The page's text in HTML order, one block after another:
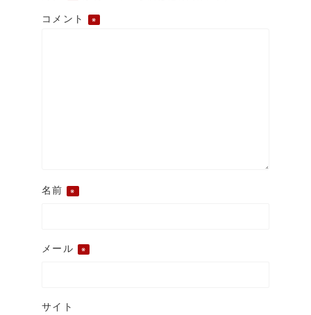
コメント ※
名前 ※
メール ※
サイト